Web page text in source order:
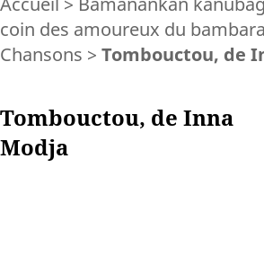
coin des amoureux du bambara
Chansons > Tombouctou, de
Tombouctou, de Inna
Modja